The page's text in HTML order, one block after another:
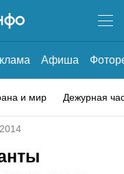
Афиша
и мир Дежурная